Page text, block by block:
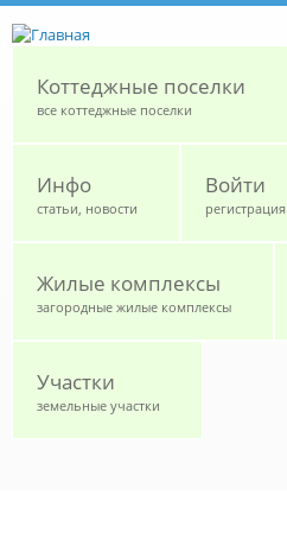
Коттеджные поселки
все коттеджные поселки
Инфо
статьи, новости
Войти
регистрация
Жилые комплексы
загородные жилые комплексы
Участки
земельные участки